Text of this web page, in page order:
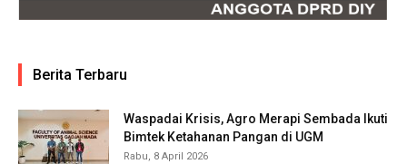
Berita Terbaru
Waspadai Krisis, Agro Merapi Sembada Ikuti
Bimtek Ketahanan Pangan di UGM
Rabu, 8 April 2026